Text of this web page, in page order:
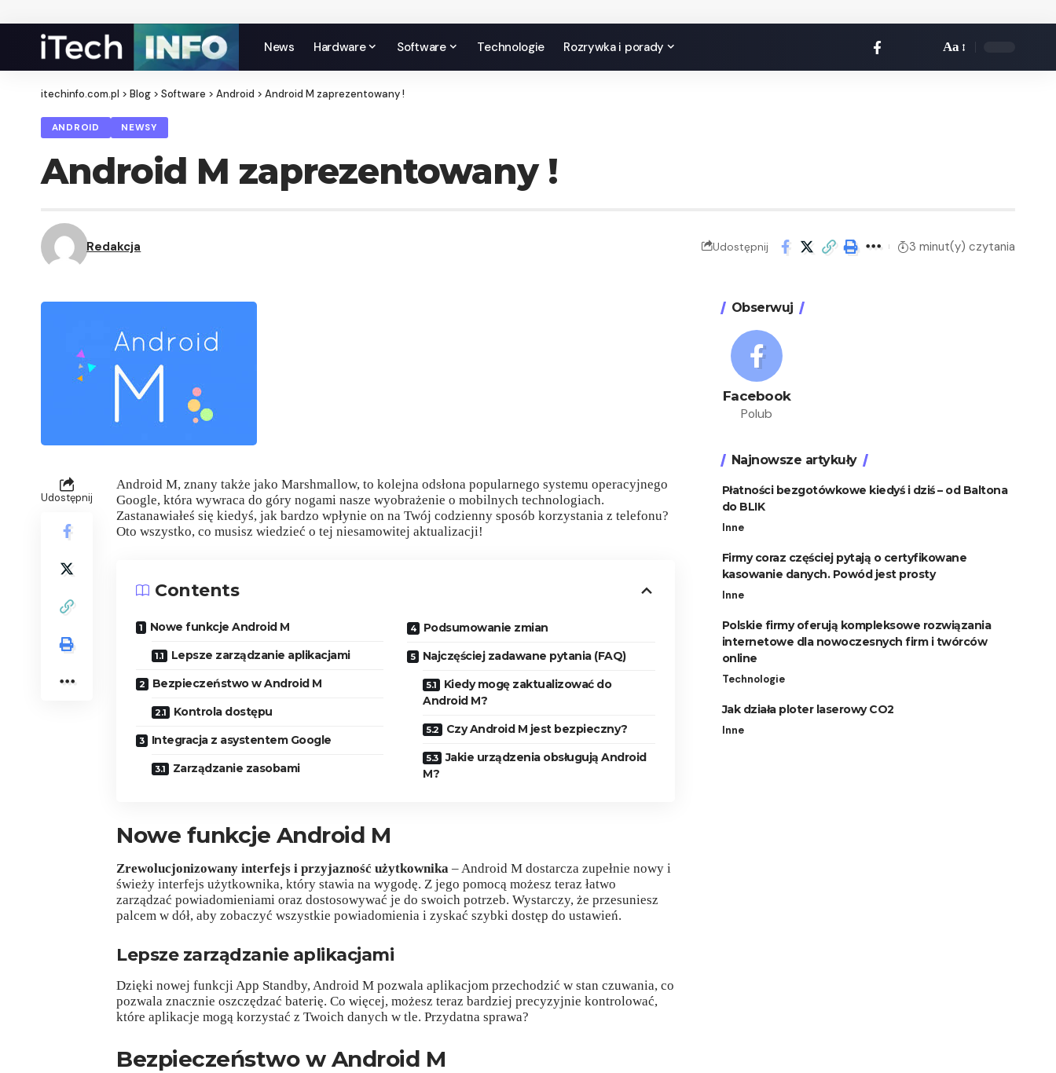
News Hardware Software Technologie Rozrywka i porady Aa
itechinfo.com.pl > Blog > Software > Android > Android M zaprezentowany !
ANDROID NEWSY
Android M zaprezentowany !
Redakcja Udostępnij 3 minut(y) czytania
Udostępnij
Android M, znany także jako Marshmallow, to kolejna odsłona popularnego systemu operacyjnego
Google, która wywraca do góry nogami nasze wyobrażenie o mobilnych technologiach.
Zastanawiałeś się kiedyś, jak bardzo wpłynie on na Twój codzienny sposób korzystania z telefonu?
Oto wszystko, co musisz wiedzieć o tej niesamowitej aktualizacji!
Contents
Nowe funkcje Android M
Lepsze zarządzanie aplikacjami
Bezpieczeństwo w Android M
Kontrola dostępu
Integracja z asystentem Google
Zarządzanie zasobami
Podsumowanie zmian
Najczęściej zadawane pytania (FAQ)
Kiedy mogę zaktualizować do
Android M?
Czy Android M jest bezpieczny?
Jakie urządzenia obsługują Android
M?
Nowe funkcje Android M
Zrewolucjonizowany interfejs i przyjazność użytkownika – Android M dostarcza zupełnie nowy i
świeży interfejs użytkownika, który stawia na wygodę. Z jego pomocą możesz teraz łatwo
zarządzać powiadomieniami oraz dostosowywać je do swoich potrzeb. Wystarczy, że przesuniesz
palcem w dół, aby zobaczyć wszystkie powiadomienia i zyskać szybki dostęp do ustawień.
Lepsze zarządzanie aplikacjami
Dzięki nowej funkcji App Standby, Android M pozwala aplikacjom przechodzić w stan czuwania, co
pozwala znacznie oszczędzać baterię. Co więcej, możesz teraz bardziej precyzyjnie kontrolować,
które aplikacje mogą korzystać z Twoich danych w tle. Przydatna sprawa?
Bezpieczeństwo w Android M
Obserwuj
Facebook
Polub
Najnowsze artykuły
Płatności bezgotówkowe kiedyś i dziś – od Baltona
do BLIK
Inne
Firmy coraz częściej pytają o certyfikowane
kasowanie danych. Powód jest prosty
Inne
Polskie firmy oferują kompleksowe rozwiązania
internetowe dla nowoczesnych firm i twórców
online
Technologie
Jak działa ploter laserowy CO2
Inne